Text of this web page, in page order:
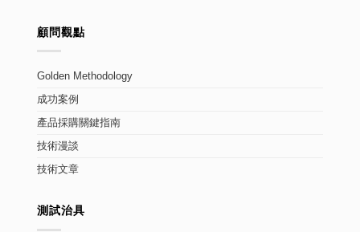
顧問觀點
Golden Methodology
成功案例
產品採購關鍵指南
技術漫談
技術文章
測試治具